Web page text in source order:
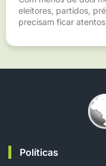
eleitores, partidos,
precisam ficar
Políticas